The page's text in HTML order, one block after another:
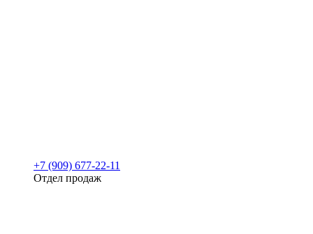
+7 (909) 677-22-11
Отдел продаж